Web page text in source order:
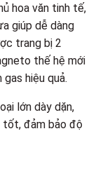
hoa văn tinh tế,
giúp dễ dàng
trang bị 2
thế hệ mới
hiệu quả.
lớn dày dặn,
tốt, đảm bảo độ